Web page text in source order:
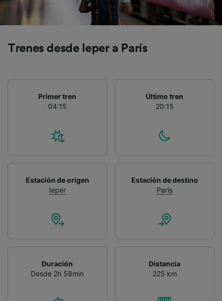
Trenes desde Ieper a París
Primer tren
04:15
Último tren
20:15
Estación de origen
Ieper
Estación de destino
París
Duración
Desde 2h 58min
Distancia
225 km
precisa. Analizar activamente las
características del dispositivo para su
identificación. Almacenar la información en un
contenido personalizados, medición de
publicidad y contenido, investigación de